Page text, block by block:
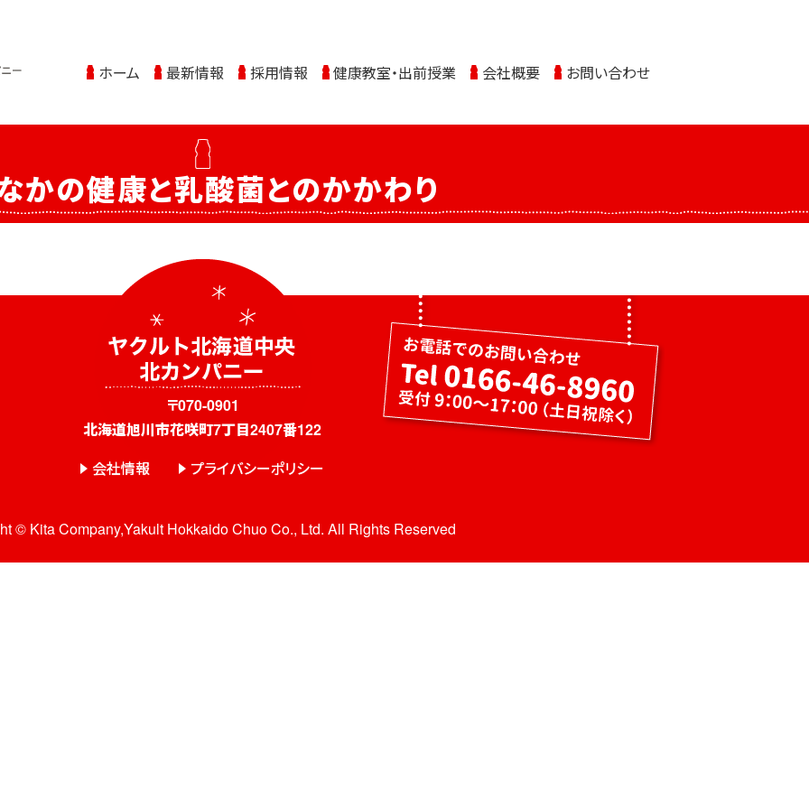
ホーム 最新情報 採用情報 健康教室・出前授業 会社概要 お問い合わせ
かの健康と乳酸菌とのかかわり
〒070-0901
北海道旭川市花咲町7丁目2407番122
会社情報
プライバシーポリシー
© Kita Company,Yakult Hokkaido Chuo Co., Ltd. All Rights Reserved